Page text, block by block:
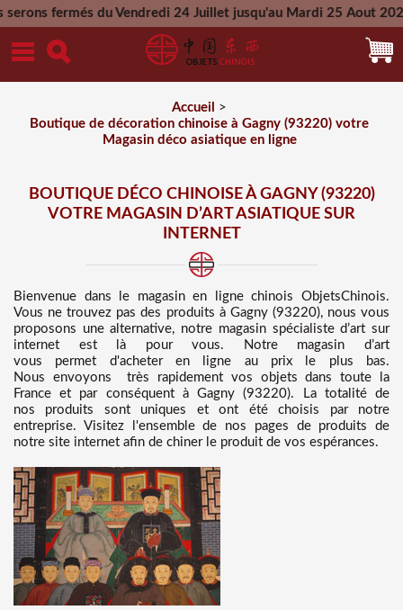
du Vendredi 24 Juillet jusqu'au Mardi 25 Aout 2026 -
Mercredi 26 Aout 2026
Accueil
>
Boutique de décoration chinoise à Gagny (93220) votre
Magasin déco asiatique en ligne
BOUTIQUE DÉCO CHINOISE À GAGNY (93220)
VOTRE MAGASIN D’ART ASIATIQUE SUR
INTERNET
Bienvenue dans le magasin en ligne chinoisObjetsChinois.
Vous ne trouvez pas des produits à Gagny (93220), nous vous
proposons une alternative, notre magasin spécialiste d’art sur
internet est là pour vous. Notre magasin d’art
vous permet d'acheter en ligne au prix le plus bas.
Nous envoyons très rapidement vos objets dans toute la
France et par conséquent à Gagny (93220). La totalité de
nos produits sont uniques et ont été choisis par notre
entreprise. Visitez l'ensemble de nos pages de produits de
notre site internet afin de chiner le produit de vos espérances.